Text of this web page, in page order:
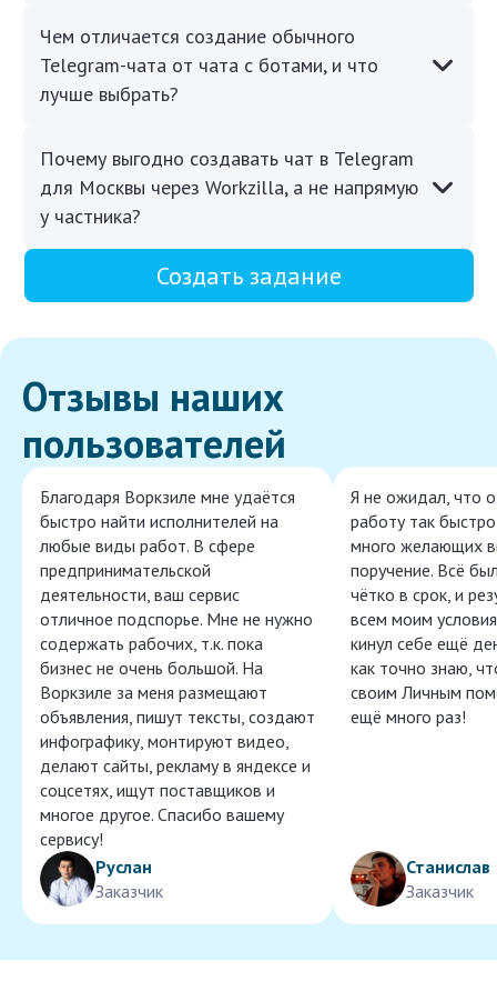
Чем отличается создание обычного
Telegram-чата от чата с ботами, и что
лучше выбрать?
Почему выгодно создавать чат в Telegram
для Москвы через Workzilla, а не напрямую
у частника?
Создать задание
Отзывы наших
пользователей
Благодаря Воркзиле мне удаётся
быстро найти исполнителей на
любые виды работ. В сфере
предпринимательской
деятельности, ваш сервис
отличное подспорье. Мне не нужно
содержать рабочих, т.к. пока
бизнес не очень большой. На
Воркзиле за меня размещают
объявления, пишут тексты, создают
инфографику, монтируют видео,
делают сайты, рекламу в яндексе и
соцсетях, ищут поставщиков и
многое другое. Спасибо вашему
сервису!
Руслан
Заказчик
Я не ожидал, что
работу так
много желающих
поручение. Всё
чётко в срок, и
всем моим
кинул себе ещё
как точно знаю,
своим Личным
ещё много раз!
Станислав
Заказчик